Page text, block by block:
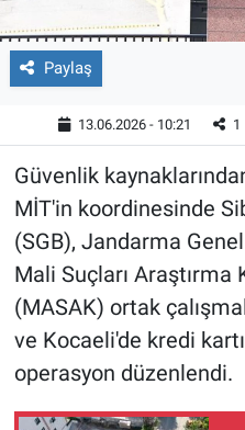
Paylaş
13.06.2026 - 10:21 1
Güvenlik
MİT'in koordinesinde
(SGB), Jandarma
Mali Suçları Araştırma
(MASAK) ortak
ve Kocaeli'de kredi
operasyon düzenlendi.